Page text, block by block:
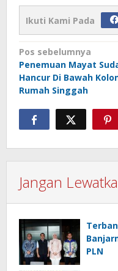
Ikuti Kami Pada
Navigasi
pos
Pos sebelumnya
Penemuan Mayat
Hancur Di Bawah
Rumah Singgah
Jangan
PLN